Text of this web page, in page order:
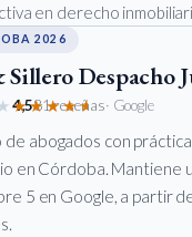
en derecho
2026
Sillero Despacho
★★★★★
4,581 reseñas· Google
de abogados con
en Córdoba. Mantiene
5 en Google, a partir